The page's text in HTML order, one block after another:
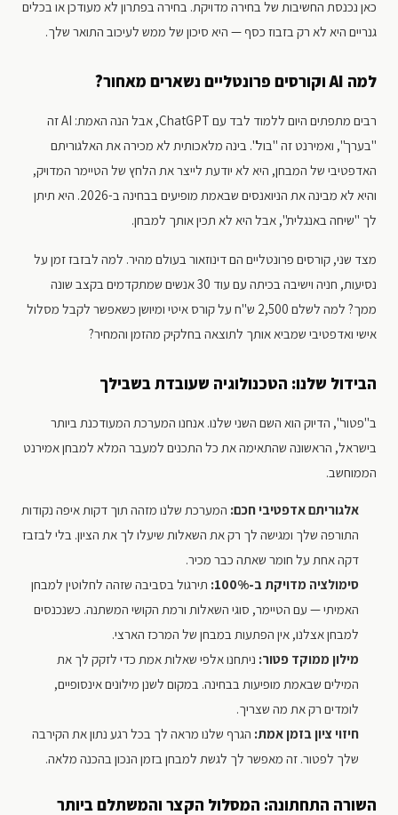
כאן נכנסת החשיבות של בחירה מדויקת. בחירה בפתרון לא מעודכן או בכלים
גנריים היא לא רק בזבוז כסף — היא סיכון של ממש לעיכוב התואר שלך.
למה AI וקורסים פרונטליים נשארים מאחור?
רבים מתפתים היום ללמוד לבד עם ChatGPT, אבל הנה האמת: AI זה
"בערך", ואמירנט זה "בול". בינה מלאכותית לא מכירה את האלגוריתם
האדפטיבי של המבחן, היא לא יודעת לייצר את הלחץ של הטיימר המדויק,
והיא לא מבינה את הניואנסים שבאמת מופיעים בבחינה ב-2026. היא תיתן
לך "שיחה באנגלית", אבל היא לא תכין אותך למבחן.
מצד שני, קורסים פרונטליים הם דינוזאור בעולם מהיר. למה לבזבז זמן על
נסיעות, חניה וישיבה בכיתה עם עוד 30 אנשים שמתקדמים בקצב שונה
ממך? למה לשלם 2,500 ש"ח על קורס איטי ומיושן כשאפשר לקבל מסלול
אישי ואדפטיבי שמביא אותך לתוצאה בחלקיק מהזמן והמחיר?
הבידול שלנו: הטכנולוגיה שעובדת בשבילך
ב"פטור", הדיוק הוא השם השני שלנו. אנחנו המערכת המעודכנת ביותר
בישראל, הראשונה שהתאימה את כל התכנים למעבר המלא למבחן אמירנט
הממוחשב.
אלגוריתם אדפטיבי חכם: המערכת שלנו מזהה תוך דקות איפה נקודות
התורפה שלך ומגישה לך רק את השאלות שיעלו לך את הציון. בלי לבזבז
דקה אחת על חומר שאתה כבר מכיר.
סימולציה מדויקת ב-100%:
תירגול בסביבה שזהה לחלוטין למבחן
האמיתי — עם הטיימר, סוגי השאלות ורמת הקושי המשתנה. כשנכנסים
למבחן אצלנו, אין הפתעות במבחן של המרכז הארצי.
מילון ממוקד פטור: ניתחנו אלפי שאלות אמת כדי לזקק לך את
המילים שבאמת מופיעות בבחינה. במקום לשנן מילונים אינסופיים,
לומדים רק את מה שצריך.
חיזוי ציון בזמן אמת: הגרף שלנו מראה לך בכל רגע נתון את הקירבה
שלך לפטור. זה מאפשר לך לגשת למבחן בזמן הנכון בהכנה מלאה.
השורה התחתונה: המסלול הקצר והמשתלם ביותר